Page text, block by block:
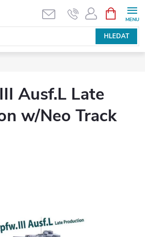
HLEDAT
NÁKUPNÍ
KOŠÍK
Ausf.L Late
w/Neo Track